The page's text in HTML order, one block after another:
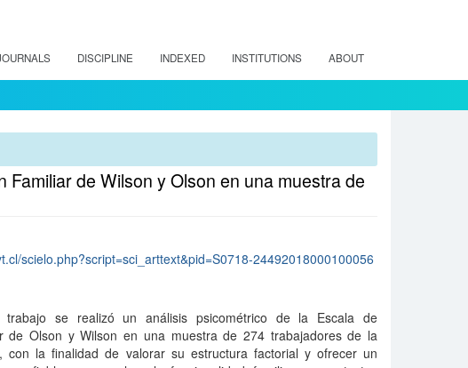
DISCIPLINE INDEXED INSTITUTIONS ABOUT
de Wilson y Olson en una muestra de
scielo.php?script=sci_arttext&pid=S0718-24492018000100056
trabajo se realizó un análisis psicométrico de la Escala de
de Olson y Wilson en una muestra de 274 trabajadores de la
con la finalidad de valorar su estructura factorial y ofrecer un